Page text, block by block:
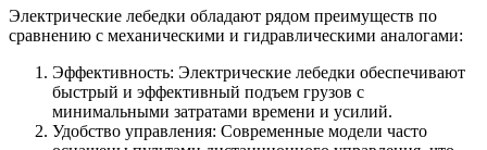
Электрические лебедки обладают рядом преимуществ по
сравнению с механическими и гидравлическими аналогами:
Эффективность: Электрические лебедки обеспечивают
быстрый и эффективный подъем грузов с
минимальными затратами времени и усилий.
Удобство управления: Современные модели часто